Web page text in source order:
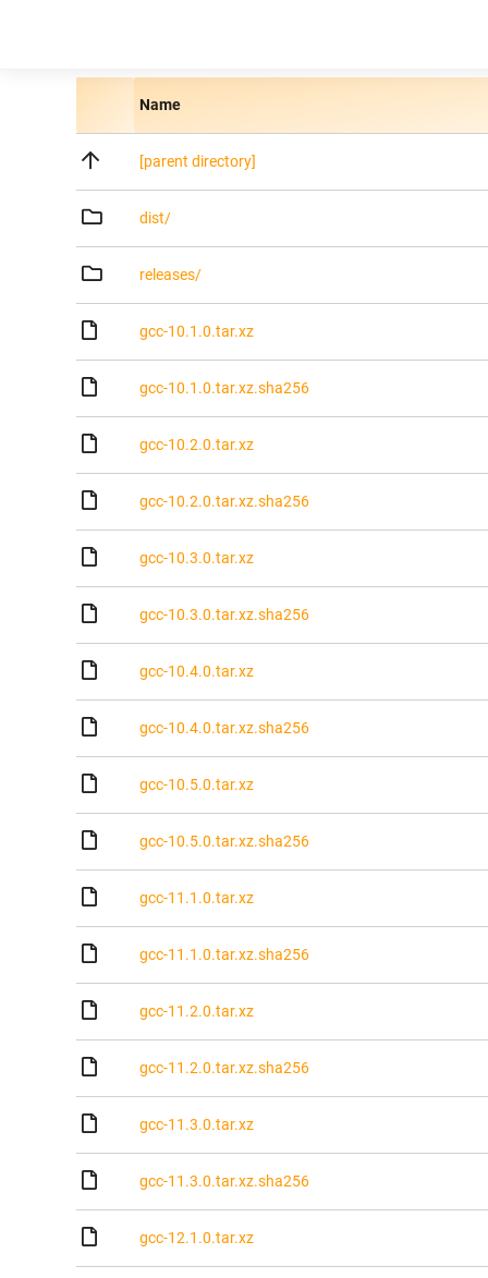
Name
[parent directory]
dist/
releases/
gcc-10.1.0.tar.xz
gcc-10.1.0.tar.xz.sha256
gcc-10.2.0.tar.xz
gcc-10.2.0.tar.xz.sha256
gcc-10.3.0.tar.xz
gcc-10.3.0.tar.xz.sha256
gcc-10.4.0.tar.xz
gcc-10.4.0.tar.xz.sha256
gcc-10.5.0.tar.xz
gcc-10.5.0.tar.xz.sha256
gcc-11.1.0.tar.xz
gcc-11.1.0.tar.xz.sha256
gcc-11.2.0.tar.xz
gcc-11.2.0.tar.xz.sha256
gcc-11.3.0.tar.xz
gcc-11.3.0.tar.xz.sha256
gcc-12.1.0.tar.xz